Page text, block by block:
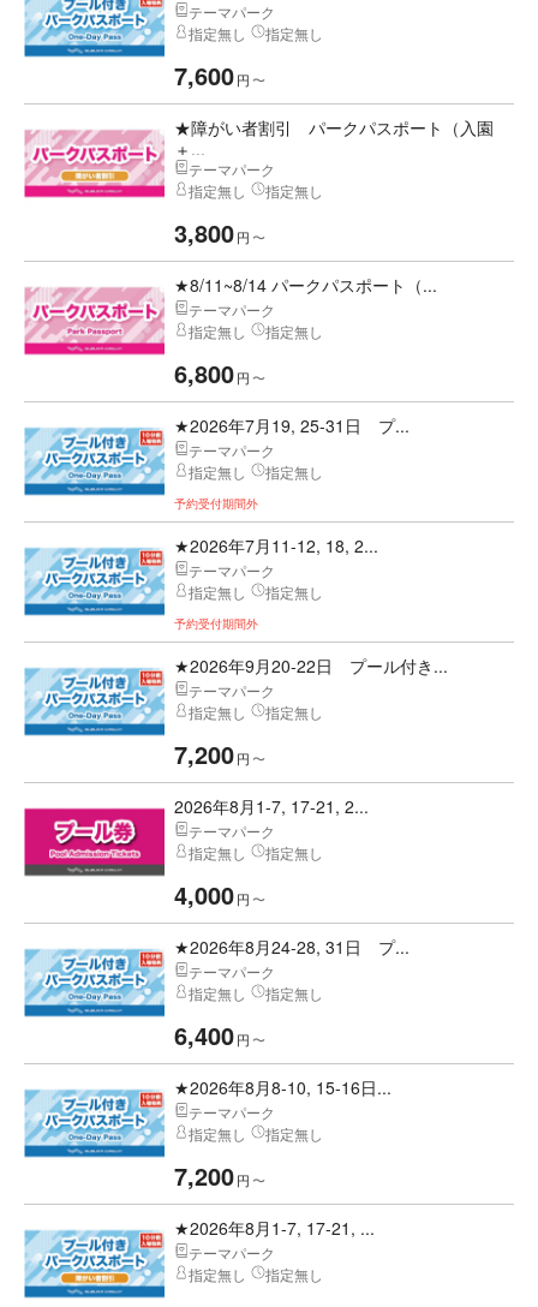
テーマパーク
指定無し
指定無し
7,600円 〜
★障がい者割引 パークパスポート（入園
＋...
テーマパーク
指定無し
指定無し
3,800円 〜
★8/11~8/14 パークパスポート（...
テーマパーク
指定無し
指定無し
6,800円 〜
★2026年7月19, 25-31日 プ...
テーマパーク
指定無し
指定無し
予約受付期間外
★2026年7月11-12, 18, 2...
テーマパーク
指定無し
指定無し
予約受付期間外
★2026年9月20-22日 プール付き...
テーマパーク
指定無し
指定無し
7,200円 〜
2026年8月1-7, 17-21, 2...
テーマパーク
指定無し
指定無し
4,000円 〜
★2026年8月24-28, 31日 プ...
テーマパーク
指定無し
指定無し
6,400円 〜
★2026年8月8-10, 15-16日...
テーマパーク
指定無し
指定無し
7,200円 〜
★2026年8月1-7, 17-21, ...
テーマパーク
指定無し
指定無し